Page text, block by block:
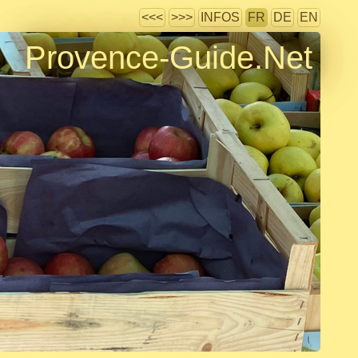
<<< >>> INFOS FR DE EN
Provence-Guide.Net